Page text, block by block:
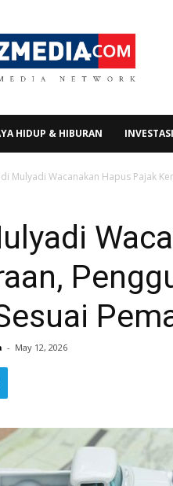
HIDUP & HIBURAN
Mulyadi Wacanakan Hapus Pajak
- May 12, 2026